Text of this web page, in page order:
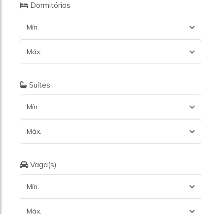
Dormitórios
Mín.
Máx.
Suítes
Mín.
Máx.
Vaga(s)
Mín.
Máx.